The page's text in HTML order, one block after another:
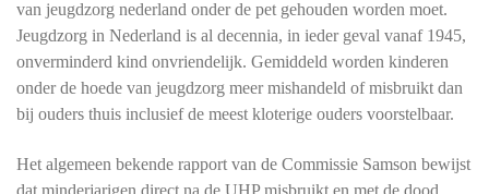
van jeugdzorg nederland onder de pet gehouden worden moet.
Jeugdzorg in Nederland is al decennia, in ieder geval vanaf 1945,
onverminderd kind onvriendelijk. Gemiddeld worden kinderen
onder de hoede van jeugdzorg meer mishandeld of misbruikt dan
bij ouders thuis inclusief de meest kloterige ouders voorstelbaar.
Het algemeen bekende rapport van de Commissie Samson bewijst
dat minderjarigen direct na de UHP misbruikt en met de dood